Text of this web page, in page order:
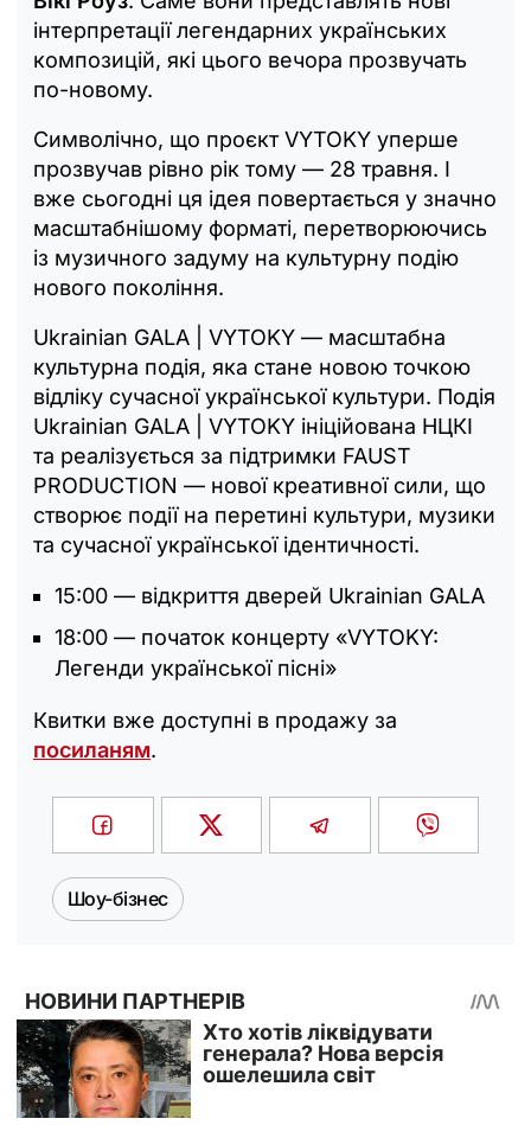
інтерпретації легендарних українських
композицій, які цього вечора прозвучать
по-новому.
Символічно, що проєкт VYTOKY уперше
прозвучав рівно рік тому — 28 травня. І
вже сьогодні ця ідея повертається у значно
масштабнішому форматі, перетворюючись
із музичного задуму на культурну подію
нового покоління.
Ukrainian GALA | VYTOKY — масштабна
культурна подія, яка стане новою точкою
відліку сучасної української культури. Подія
Ukrainian GALA | VYTOKY ініційована НЦКІ
та реалізується за підтримки FAUST
PRODUCTION — нової креативної сили, що
створює події на перетині культури, музики
та сучасної української ідентичності.
15:00 — відкриття дверей Ukrainian GALA
18:00 — початок концерту «VYTOKY:
Легенди української пісні»
Квитки вже доступні в продажу за
посиланям.
Шоу-бізнес